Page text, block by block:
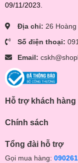
09/11/2023.
Địa chỉ: 26
Số điện thoại:
Email:
Hỗ trợ khách hàng
Chính sách
Tổng đài hỗ trợ
Gọi mua hàng: